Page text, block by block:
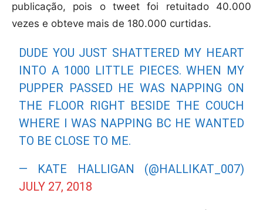
publicação, pois o tweet foi retuitado 40.000
vezes e obteve mais de 180.000 curtidas.
DUDE YOU JUST SHATTERED MY HEART
INTO A 1000 LITTLE PIECES. WHEN MY
PUPPER PASSED HE WAS NAPPING ON
THE FLOOR RIGHT BESIDE THE COUCH
WHERE I WAS NAPPING BC HE WANTED
TO BE CLOSE TO ME.
— KATE HALLIGAN (@HALLIKAT_007)
JULY 27, 2018